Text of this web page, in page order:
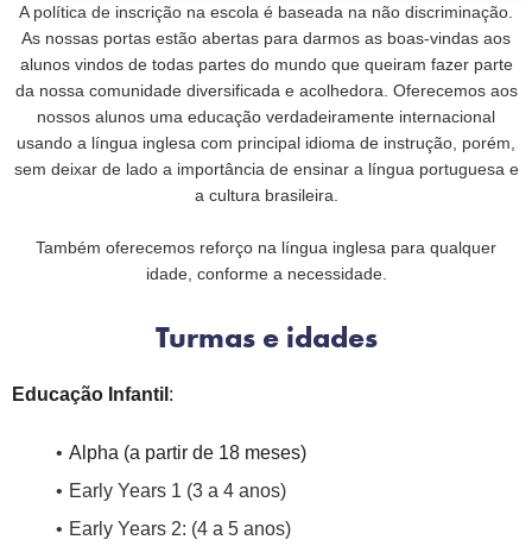
A política de inscrição na escola é baseada na não discriminação.
As nossas portas estão abertas para darmos as boas-vindas aos
alunos vindos de todas partes do mundo que queiram fazer parte
da nossa comunidade diversificada e acolhedora. Oferecemos aos
nossos alunos uma educação verdadeiramente internacional
usando a língua inglesa com principal idioma de instrução, porém,
sem deixar de lado a importância de ensinar a língua portuguesa e
a cultura brasileira.
Também oferecemos reforço na língua inglesa para qualquer
idade, conforme a necessidade.
Turmas e idades
Educação Infantil :
Alpha (a partir de 18 meses)
Early Years 1 (3 a 4 anos)
Early Years 2: (4 a 5 anos)